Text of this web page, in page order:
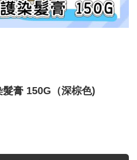
膏 150G（深棕色)